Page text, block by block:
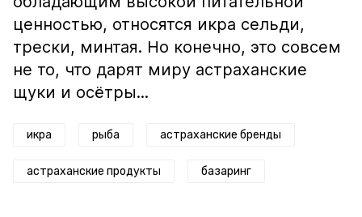
ценностью, относятся икра сельди,
трески, минтая. Но конечно, это совсем
не то, что дарят миру астраханские
щуки и осётры...
икра рыба астраханские бренды
астраханские продукты базаринг